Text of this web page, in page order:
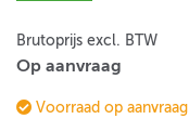
Brutoprijs excl. BTW
Op aanvraag
Voorraad op aanvraag